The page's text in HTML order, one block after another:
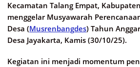
Kecamatan Talang Empat,
menggelar Musyawarah
Desa (Musrenbangdes) Tahun
Desa Jayakarta, Kamis (30/10/25).
Kegiatan ini menjadi momentum